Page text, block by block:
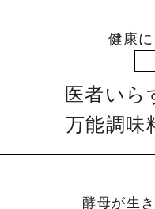
健康
医者いら
万能調味
酵母が生